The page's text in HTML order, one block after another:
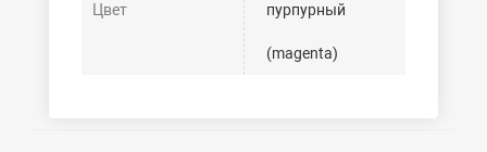
Цвет пурпурный
(magenta)